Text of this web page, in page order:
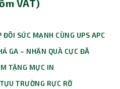
VAT)
ĐÔI SỨC MẠNH CÙNG UPS APC
GA – NHẬN QUÀ CỰC ĐÃ
TẶNG MỰC IN
TRƯỜNG RỰC RỠ